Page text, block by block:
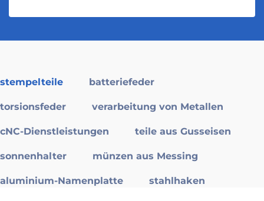
stempelteile batteriefeder
torsionsfeder verarbeitung von Metallen
cNC-Dienstleistungen teile aus Gusseisen
sonnenhalter münzen aus Messing
aluminium-Namenplatte stahlhaken